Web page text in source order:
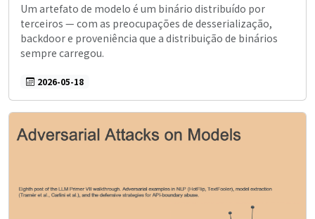
Um artefato de modelo é um binário distribuído por
terceiros — com as preocupações de desserialização,
backdoor e proveniência que a distribuição de binários
sempre carregou.
2026-05-18